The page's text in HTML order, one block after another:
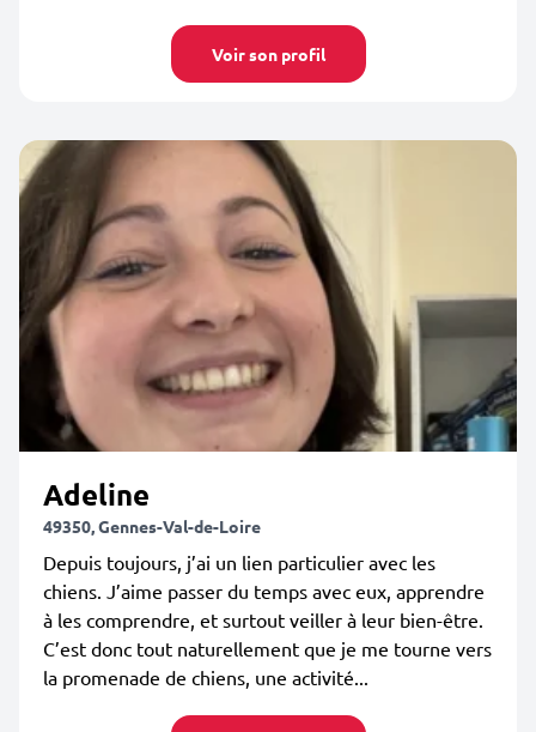
Voir son profil
Adeline
49350, Gennes-Val-de-Loire
Depuis toujours, j’ai un lien particulier avec les
chiens. J’aime passer du temps avec eux, apprendre
à les comprendre, et surtout veiller à leur bien-être.
C’est donc tout naturellement que je me tourne vers
la promenade de chiens, une activité...